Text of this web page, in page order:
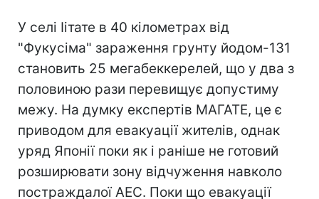
У селі Іітате в 40 кілометрах від
"Фукусіма" зараження грунту йодом-131
становить 25 мегабеккерелей, що у два з
половиною рази перевищує допустиму
межу. На думку експертів МАГАТЕ, це є
приводом для евакуації жителів, однак
уряд Японії поки як і раніше не готовий
розширювати зону відчуження навколо
постраждалої АЕС. Поки що евакуації